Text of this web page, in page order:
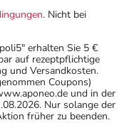
. Nicht bei
erhalten Sie 5 €
auf rezeptpflichtige
und Versandkosten.
Coupons)
und in der
Nur solange der
früher zu beenden.